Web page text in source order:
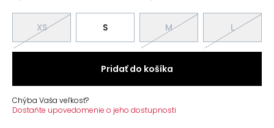
XS S M L
Pridať do košíka
Chýba Vaša veľkosť?
Dostaňte upovedomenie o jeho dostupnosti